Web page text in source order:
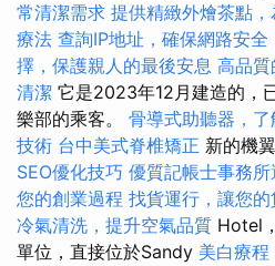
常清潔需求 提供精緻外燴茶點
療法 查詢IP地址，確保網路安全
擇，保護親人的最後安息 高品質
清潔 它是2023年12月建造的，
樂部的乘客。 骨導式助聽器，
技術 台中美式脊椎矯正 新的機
SEO優化技巧 優質記帳士事務所
您的創業過程 找貨運行，讓您
冷氣清洗，提升空氣品質 Hotel
單位，直接位於Sandy 美白療